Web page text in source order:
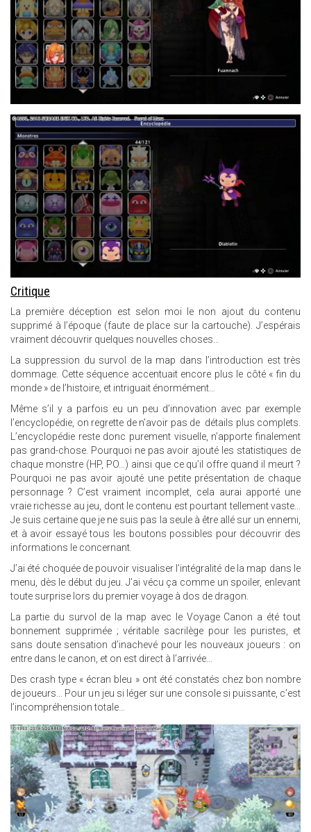
8.JPG
Critique
La première déception est selon moi le non ajout du contenu
supprimé à l’époque (faute de place sur la cartouche). J’espérais
vraiment découvrir quelques nouvelles choses…
La suppression du survol de la map dans l’introduction est très
dommage. Cette séquence accentuait encore plus le côté « fin du
monde » de l’histoire, et intriguait énormément…
Même s’il y a parfois eu un peu d’innovation avec par exemple
l’encyclopédie, on regrette de n’avoir pas de détails plus complets.
L’encyclopédie reste donc purement visuelle, n’apporte finalement
pas grand-chose. Pourquoi ne pas avoir ajouté les statistiques de
chaque monstre (HP, PO…) ainsi que ce qu’il offre quand il meurt ?
Pourquoi ne pas avoir ajouté une petite présentation de chaque
personnage ? C’est vraiment incomplet, cela aurai apporté une
vraie richesse au jeu, dont le contenu est pourtant tellement vaste...
Je suis certaine que je ne suis pas la seule à être allé sur un ennemi,
et à avoir essayé tous les boutons possibles pour découvrir des
informations le concernant.
J’ai été choquée de pouvoir visualiser l’intégralité de la map dans le
menu, dès le début du jeu. J’ai vécu ça comme un spoiler, enlevant
toute surprise lors du premier voyage à dos de dragon.
La partie du survol de la map avec le Voyage Canon a été tout
bonnement supprimée ; véritable sacrilège pour les puristes, et
sans doute sensation d’inachevé pour les nouveaux joueurs : on
entre dans le canon, et on est direct à l’arrivée…
Des crash type « écran bleu » ont été constatés chez bon nombre
de joueurs… Pour un jeu si léger sur une console si puissante, c’est
l’incompréhension totale…
22.JPG